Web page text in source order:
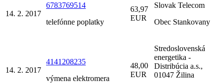
14. 2. 2017
6783769514
telefónne poplatky
63,97
EUR
Slovak Telecom
Obec Stankovany
14. 2. 2017
4141208235
výmena elektromera
48,00
EUR
Stredoslovenská
energetika -
Distribúcia a.s.,
01047 Žilina